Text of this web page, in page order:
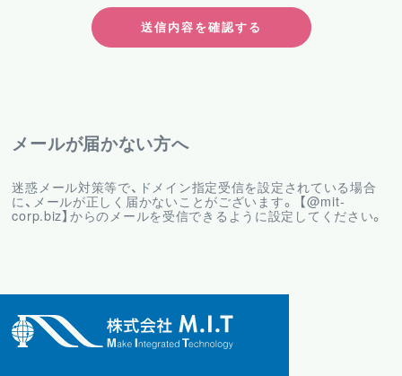
メールが届かない方へ
迷惑メール対策等で、ドメイン指定受信を設定されている場合
に、メールが正しく届かないことがございます。 【@mit-
corp.biz】からのメールを受信できるように設定してください。